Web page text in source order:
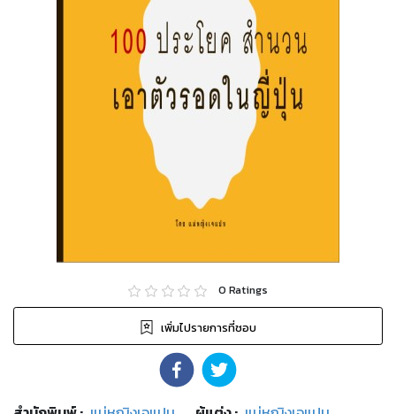
0 Ratings
เพิ่มไปรายการที่ชอบ